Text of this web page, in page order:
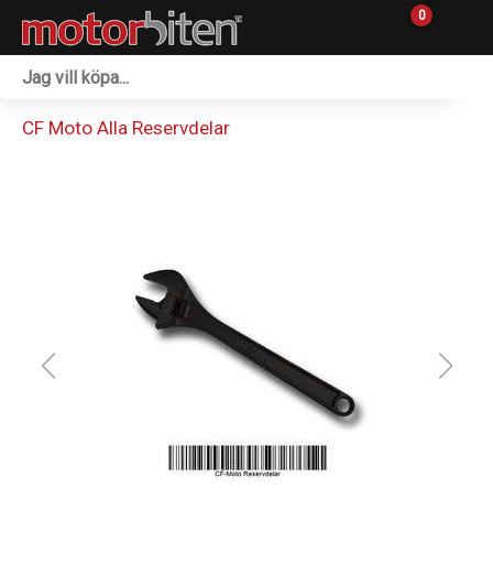
0
Reservdelar
Sprängskisser
CF Moto Alla Reservdelar